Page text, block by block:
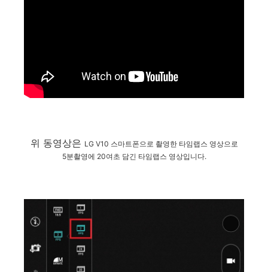
위 동영상은 LG V10 스마트폰으로 촬영한 타임랩스 영상으로
5분촬영에 20여초 담긴 타임랩스 영상입니다.